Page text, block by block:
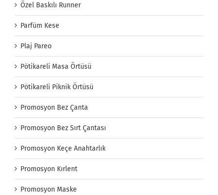
Özel Baskılı Runner
Parfüm Kese
Plaj Pareo
Pötikareli Masa Örtüsü
Pötikareli Piknik Örtüsü
Promosyon Bez Çanta
Promosyon Bez Sırt Çantası
Promosyon Keçe Anahtarlık
Promosyon Kırlent
Promosyon Maske